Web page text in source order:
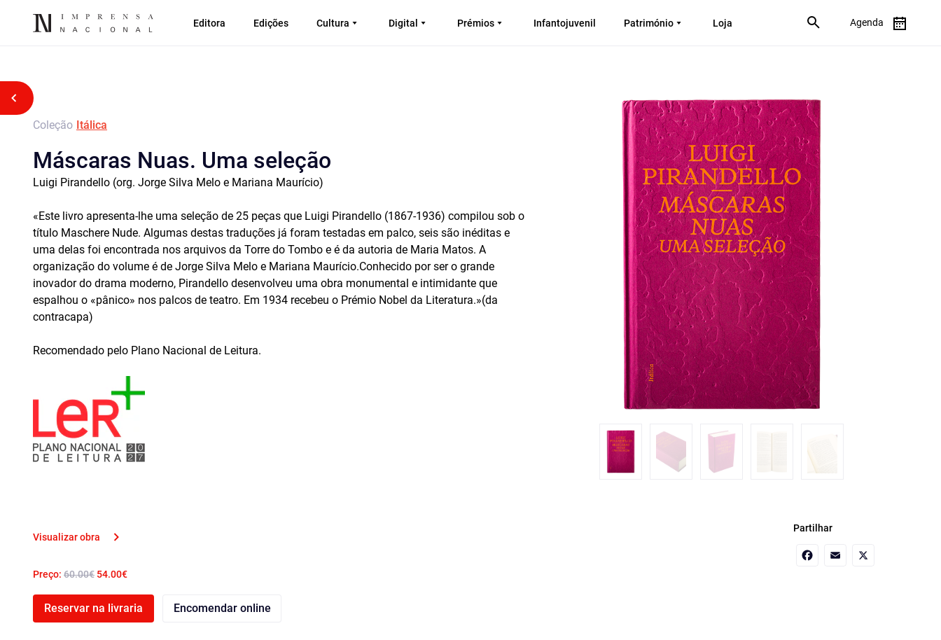
Editora Edições Cultura Digital Prémios Infantojuvenil Património Loja Agenda
Voltar atrás
Coleção Itálica
Máscaras Nuas. Uma seleção
Luigi Pirandello (org. Jorge Silva Melo e Mariana Maurício)
«Este livro apresenta-lhe uma seleção de 25 peças que Luigi Pirandello (1867-1936) compilou sob o
título Maschere Nude. Algumas destas traduções já foram testadas em palco, seis são inéditas e
uma delas foi encontrada nos arquivos da Torre do Tombo e é da autoria de Maria Matos. A
organização do volume é de Jorge Silva Melo e Mariana Maurício.Conhecido por ser o grande
inovador do drama moderno, Pirandello desenvolveu uma obra monumental e intimidante que
espalhou o «pânico» nos palcos de teatro. Em 1934 recebeu o Prémio Nobel da Literatura.»(da
contracapa)
Recomendado pelo Plano Nacional de Leitura.
Visualizar obra
Preço: 60.00€ 54.00€
Reservar na livraria Encomendar online
Partilhar